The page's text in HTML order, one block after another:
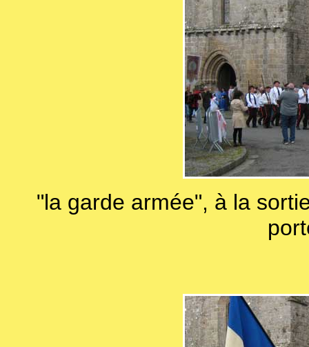
"la garde armée", à la